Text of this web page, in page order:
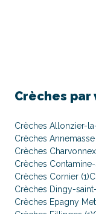
Crèches par
Crèches Allonzier-
Crèches Annemasse
Crèches Charvonnex
Crèches
Crèches Cornier (1)
Crèches Dingy-
Crèches Epagny